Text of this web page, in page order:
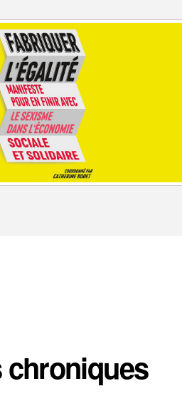
chroniques